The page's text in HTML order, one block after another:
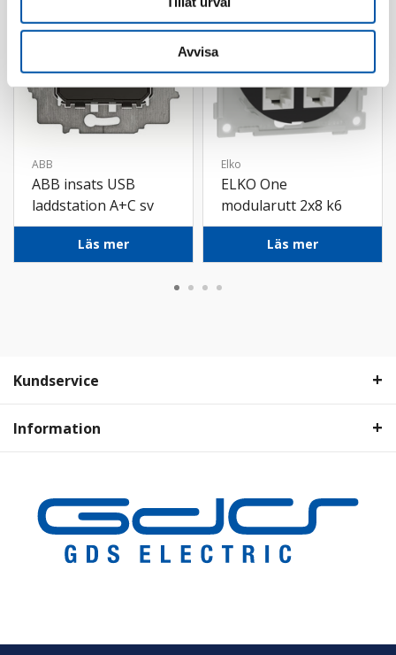
Avvisa
ABB
ABB insats USB
laddstation A+C sv
Läs mer
Elko
ELKO One
modularutt 2x8 k6
UTP 1xF/IEC inf sv
Läs mer
Kundservice
Information